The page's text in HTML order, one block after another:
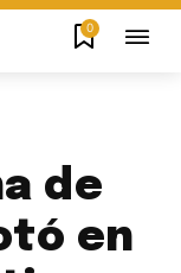
0
de
en